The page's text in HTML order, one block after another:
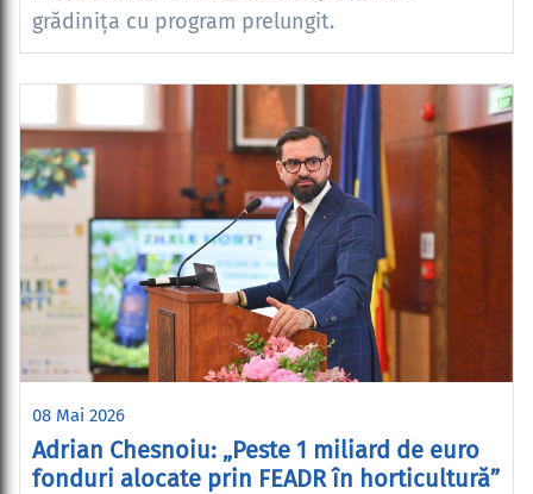
grădinița cu program prelungit.
08 Mai 2026
Adrian Chesnoiu: „Peste 1 miliard de euro
fonduri alocate prin FEADR în horticultură”